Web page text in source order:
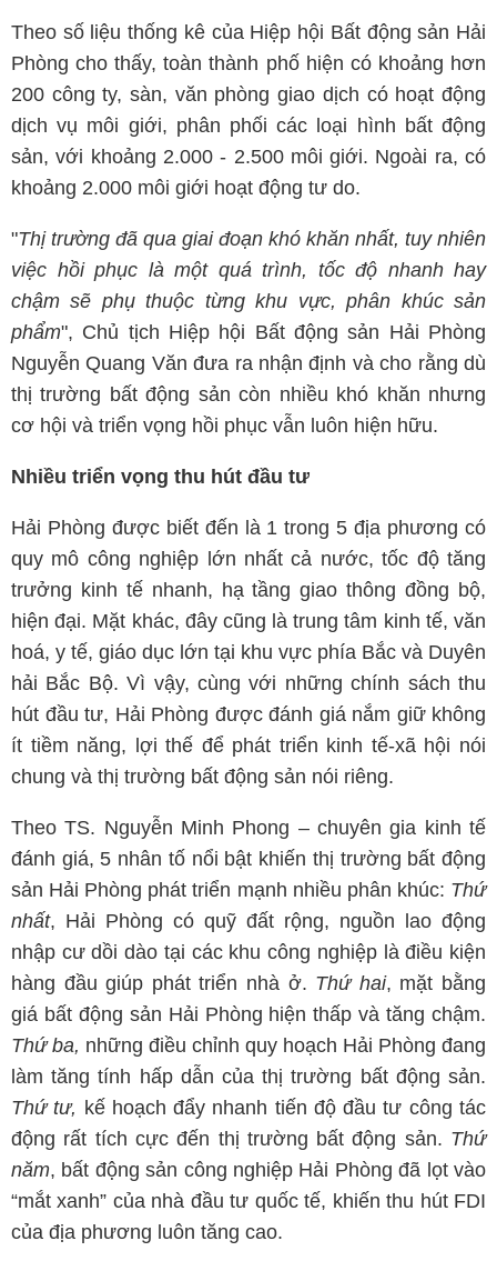
Theo số liệu thống kê của Hiệp hội Bất động sản Hải
Phòng cho thấy, toàn thành phố hiện có khoảng hơn
200 công ty, sàn, văn phòng giao dịch có hoạt động
dịch vụ môi giới, phân phối các loại hình bất động
sản, với khoảng 2.000 - 2.500 môi giới. Ngoài ra, có
khoảng 2.000 môi giới hoạt động tư do.
"Thị trường đã qua giai đoạn khó khăn nhất, tuy nhiên
việc hồi phục là một quá trình, tốc độ nhanh hay
chậm sẽ phụ thuộc từng khu vực, phân khúc sản
phẩm", Chủ tịch Hiệp hội Bất động sản Hải Phòng
Nguyễn Quang Văn đưa ra nhận định và cho rằng dù
thị trường bất động sản còn nhiều khó khăn nhưng
cơ hội và triển vọng hồi phục vẫn luôn hiện hữu.
Nhiều triển vọng thu hút đầu tư
Hải Phòng được biết đến là 1 trong 5 địa phương có
quy mô công nghiệp lớn nhất cả nước, tốc độ tăng
trưởng kinh tế nhanh, hạ tầng giao thông đồng bộ,
hiện đại. Mặt khác, đây cũng là trung tâm kinh tế, văn
hoá, y tế, giáo dục lớn tại khu vực phía Bắc và Duyên
hải Bắc Bộ. Vì vậy, cùng với những chính sách thu
hút đầu tư, Hải Phòng được đánh giá nắm giữ không
ít tiềm năng, lợi thế để phát triển kinh tế-xã hội nói
chung và thị trường bất động sản nói riêng.
Theo TS. Nguyễn Minh Phong – chuyên gia kinh tế
đánh giá, 5 nhân tố nổi bật khiến thị trường bất động
sản Hải Phòng phát triển mạnh nhiều phân khúc: Thứ
nhất, Hải Phòng có quỹ đất rộng, nguồn lao động
nhập cư dồi dào tại các khu công nghiệp là điều kiện
hàng đầu giúp phát triển nhà ở. Thứ hai, mặt bằng
giá bất động sản Hải Phòng hiện thấp và tăng chậm.
Thứ ba, những điều chỉnh quy hoạch Hải Phòng đang
làm tăng tính hấp dẫn của thị trường bất động sản.
Thứ tư, kế hoạch đẩy nhanh tiến độ đầu tư công tác
động rất tích cực đến thị trường bất động sản. Thứ
năm, bất động sản công nghiệp Hải Phòng đã lọt vào
“mắt xanh” của nhà đầu tư quốc tế, khiến thu hút FDI
của địa phương luôn tăng cao.